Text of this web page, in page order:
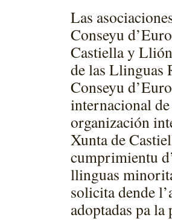
Las
Conseyu
Castiella y
de las Llinguas
Conseyu
internacional
organización
Xunta de
cumprimientu
llinguas
solicita dende
adoptadas pa